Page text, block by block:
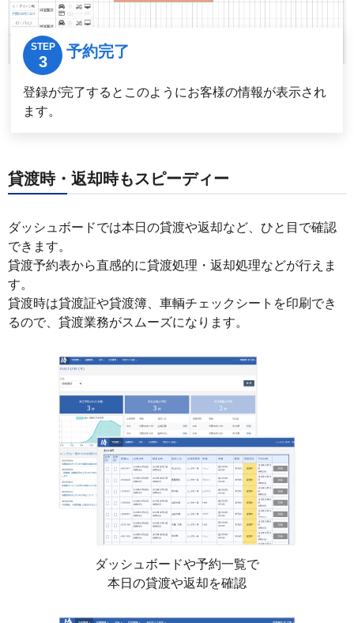
予約完了
登録が完了するとこのようにお客様の情報が表示され
ます。
貸渡時・返却時もスピーディー
ダッシュボードでは本日の貸渡や返却など、ひと目で確認
できます。
貸渡予約表から直感的に貸渡処理・返却処理などが行えま
す。
貸渡時は貸渡証や貸渡簿、車輌チェックシートを印刷でき
るので、貸渡業務がスムーズになります。
ダッシュボードや予約一覧で
本日の貸渡や返却を確認